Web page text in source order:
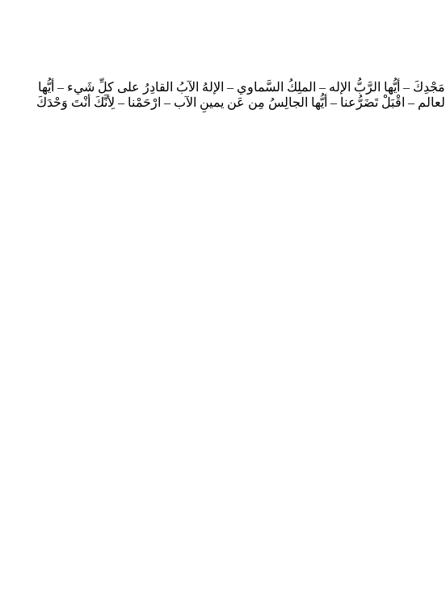
أيُّها الرَّبُّ الإله – الملِكُ السَّماوي – الإلهُ الآبُ القادِرُ على كلِّ شَيء – أيُّها
– اقْبَلْ تَضَرُّعنا – أيُّها الجالِسُ مِن عَن يمينِ الآب – ارْحَمْنا – لِأنَّكَ أنْتَ وَحْدَكَ